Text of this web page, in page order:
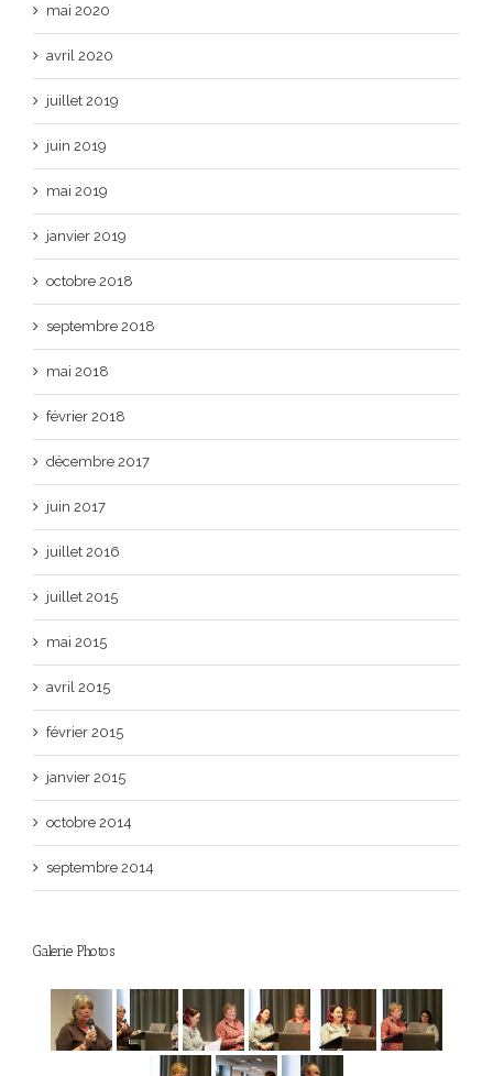
mai 2020
avril 2020
juillet 2019
juin 2019
mai 2019
janvier 2019
octobre 2018
septembre 2018
mai 2018
février 2018
décembre 2017
juin 2017
juillet 2016
juillet 2015
mai 2015
avril 2015
février 2015
janvier 2015
octobre 2014
septembre 2014
Galerie Photos